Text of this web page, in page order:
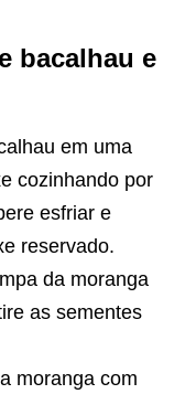
bacalhau e
em uma
cozinhando por
esfriar e
reservado.
da moranga
as sementes
moranga com